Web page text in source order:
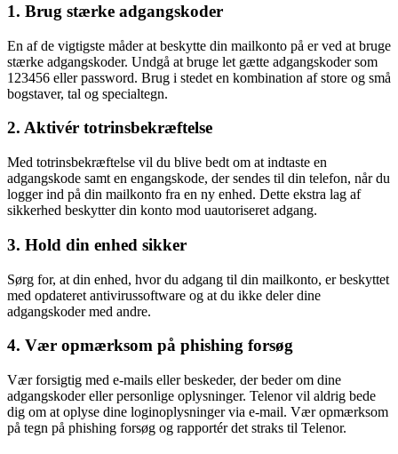
1. Brug stærke adgangskoder
En af de vigtigste måder at beskytte din mailkonto på er ved at bruge
stærke adgangskoder. Undgå at bruge let gætte adgangskoder som
123456 eller password. Brug i stedet en kombination af store og små
bogstaver, tal og specialtegn.
2. Aktivér totrinsbekræftelse
Med totrinsbekræftelse vil du blive bedt om at indtaste en
adgangskode samt en engangskode, der sendes til din telefon, når du
logger ind på din mailkonto fra en ny enhed. Dette ekstra lag af
sikkerhed beskytter din konto mod uautoriseret adgang.
3. Hold din enhed sikker
Sørg for, at din enhed, hvor du adgang til din mailkonto, er beskyttet
med opdateret antivirussoftware og at du ikke deler dine
adgangskoder med andre.
4. Vær opmærksom på phishing forsøg
Vær forsigtig med e-mails eller beskeder, der beder om dine
adgangskoder eller personlige oplysninger. Telenor vil aldrig bede
dig om at oplyse dine loginoplysninger via e-mail. Vær opmærksom
på tegn på phishing forsøg og rapportér det straks til Telenor.